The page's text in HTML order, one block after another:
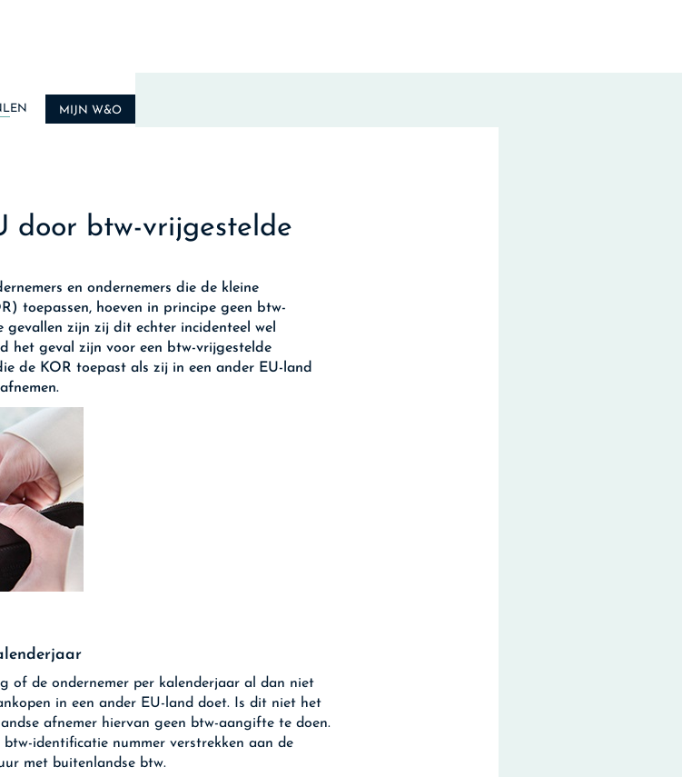
EN MIJN W&O
door btw-vrijgestelde
en ondernemers die de kleine
toepassen, hoeven in principe geen btw-
zijn zij dit echter incidenteel wel
het geval zijn voor een btw-vrijgestelde
de KOR toepast als zij in een ander EU-land
of de ondernemer per kalenderjaar al dan niet
in een ander EU-land doet. Is dit niet het
afnemer hiervan geen btw-aangifte te doen.
identificatie nummer verstrekken aan de
met buitenlandse btw.